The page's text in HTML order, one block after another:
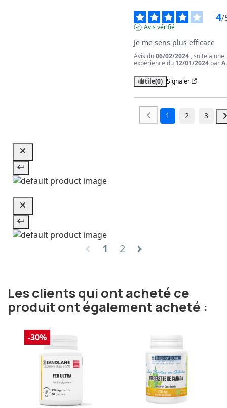
4/
Avis vérifié
Je me sens plus efficace
Avis du06/02/2024 , suite à une
expérience du 12/01/2024 par
Utile(0) Signaler
1 2 3
chevron_left 1 2 chevron_right
Les clients qui ont acheté ce
produit ont également acheté :
-30%